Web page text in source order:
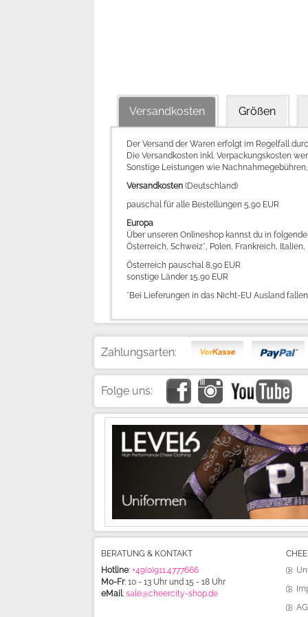
Versandkosten Größen
Der Versand der Waren erfolgt im Regelfall
Die Versandkosten inkl. Verpackungskosten
Sonstige Leistungen wie
Versandkosten (Deutschland)
pauschal für alle Bestellungen 5,90 EUR
Europa
Über unseren Onlineshop kannst du in
Österreich, Schweiz*, Polen, Frankreich,
Österreich pauschal 8,90 EUR
sonstige Länder 15,90 EUR
*Bei Lieferungen in das Nicht-EU Ausland
Zahlungsarten:
Folge uns:
BERATUNG & KONTAKT
Hotline: +49(0)911.4777666
Mo-Fr: 10 - 13 Uhr und 15 - 18 Uhr
eMail: sale@cheercity-shop.de